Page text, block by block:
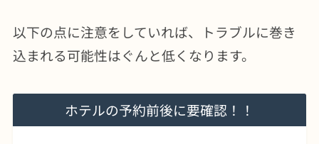
以下の点に注意をしていれば、トラブルに巻き
込まれる可能性はぐんと低くなります。
ホテルの予約前後に要確認！！